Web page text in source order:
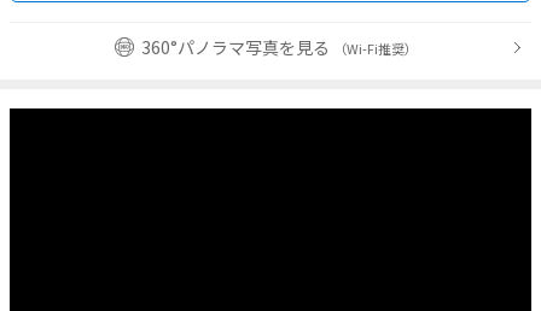
360°パノラマ写真を見る （Wi-Fi推奨）